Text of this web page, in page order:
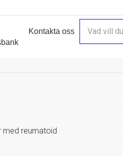
Kontakta oss
med reumatoid